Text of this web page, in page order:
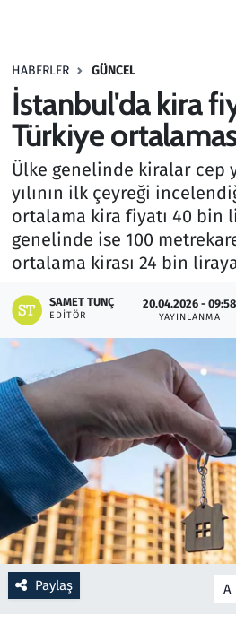
HABERLER GÜNCEL
İstanbul'da kira
Türkiye
Ülke genelinde kiralar cep
yılının ilk çeyreği
ortalama kira fiyatı 40 bin
genelinde ise 100
ortalama kirası 24 bin
SAMET TUNÇ
EDITÖR
20.04.2026 - 09:58
YAYINLANMA
Paylaş A-
Haber
Kültür Sanat
Kurumsal Haberler
Lezzet Durağı
Memur ve Kamu
Otomobil
Oyun
Ramazan
Resmi İlanlar
Rüya Tabirleri
Sağlık
Savunma Sanayi